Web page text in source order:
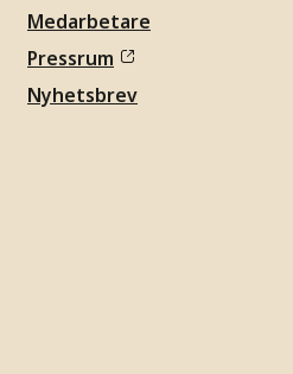
Medarbetare
Pressrum
Nyhetsbrev